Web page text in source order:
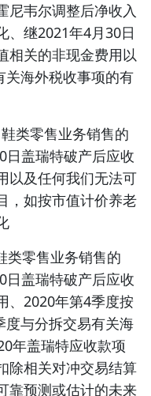
尼韦尔调整后净收入
、继2021年4月30日
相关的非现金费用以
关海外税收事项的有
类零售业务销售的
日盖瑞特破产后应收
以及任何我们无法可
，如按市值计价养老
类零售业务销售的
日盖瑞特破产后应收
、2020年第4季度按
度与分拆交易有关海
年盖瑞特应收款项
除相关对冲交易结算
靠预测或估计的未来